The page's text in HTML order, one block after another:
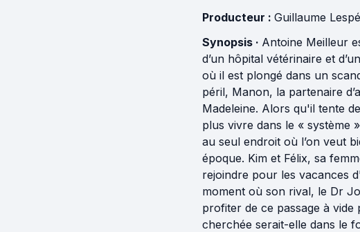
Producteur : Guillaume
Synopsis · Antoine Meilleur
d’un hôpital vétérinaire et
où il est plongé dans un
péril, Manon, la partenaire
Madeleine. Alors qu'il tente
plus vivre dans le « système
au seul endroit où l’on veut
époque. Kim et Félix, sa
rejoindre pour les vacances
moment où son rival, le Dr
profiter de ce passage à vide
cherchée serait-elle dans le